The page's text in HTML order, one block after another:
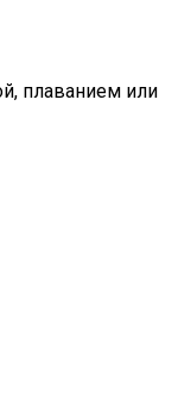
плаванием или